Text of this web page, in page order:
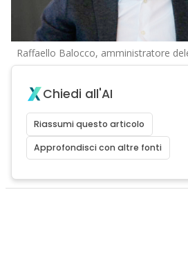
Raffaello Balocco, amministratore
Chiedi all'AI
Riassumi questo articolo
Approfondisci con altre fonti